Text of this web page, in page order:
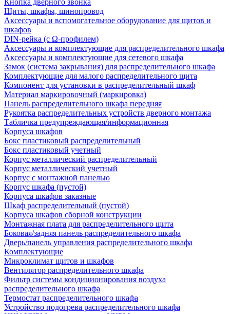
Кнопка дверного звонка
Щиты, шкафы, шинопровод
Аксессуары и вспомогательное оборудование для щитов и
шкафов
DIN-рейка (с Ω-профилем)
Аксессуары и комплектующие для распределительного шкафа
Аксессуары и комплектующие для сетевого шкафа
Замок (система закрывания) для распределительного шкафа
Комплектующие для малого распределительного щита
Компонент для установки в распределительный шкаф
Материал маркировочный (маркировка)
Панель распределительного шкафа передняя
Рукоятка распределительных устройств дверного монтажа
Табличка предупреждающая/информационная
Корпуса шкафов
Бокс пластиковый распределительный
Бокс пластиковый учетный
Корпус металлический распределительный
Корпус металлический учетный
Корпус с монтажной панелью
Корпус шкафа (пустой)
Корпуса шкафов заказные
Шкаф распределительный (пустой)
Корпуса шкафов сборной конструкции
Монтажная плата для распределительного щита
Боковая/задняя панель распределительного шкафа
Дверь/панель управления распределительного шкафа
Комплектующие
Микроклимат щитов и шкафов
Вентилятор распределительного шкафа
Фильтр системы кондиционирования воздуха
распределительного шкафа
Термостат распределительного шкафа
Устройство подогрева распределительного шкафа